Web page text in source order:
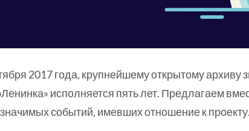
2017 года, крупнейшему открытому архиву
исполняется пять лет. Предлагаем
событий, имевших отношение к проекту.